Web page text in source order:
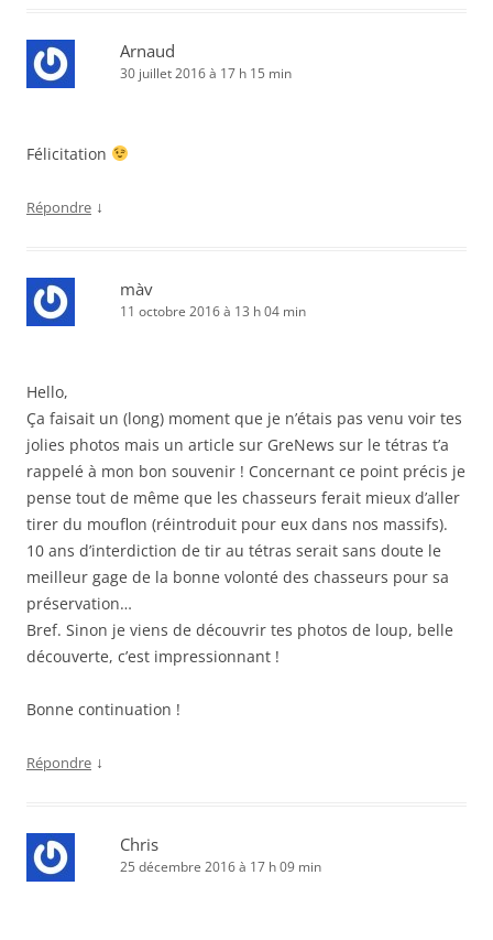
Arnaud
30 juillet 2016 à 17 h 15 min
Félicitation
Répondre ↓
màv
11 octobre 2016 à 13 h 04 min
Hello,
Ça faisait un (long) moment que je n’étais pas venu voir tes
jolies photos mais un article sur GreNews sur le tétras t’a
rappelé à mon bon souvenir ! Concernant ce point précis je
pense tout de même que les chasseurs ferait mieux d’aller
tirer du mouflon (réintroduit pour eux dans nos massifs).
10 ans d’interdiction de tir au tétras serait sans doute le
meilleur gage de la bonne volonté des chasseurs pour sa
préservation…
Bref. Sinon je viens de découvrir tes photos de loup, belle
découverte, c’est impressionnant !
Bonne continuation !
Répondre ↓
Chris
25 décembre 2016 à 17 h 09 min